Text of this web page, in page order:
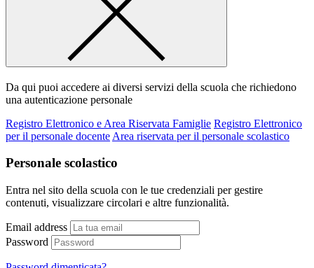
Da qui puoi accedere ai diversi servizi della scuola che richiedono
una autenticazione personale
Registro Elettronico e Area Riservata Famiglie Registro Elettronico
per il personale docente Area riservata per il personale scolastico
Personale scolastico
Entra nel sito della scuola con le tue credenziali per gestire
contenuti, visualizzare circolari e altre funzionalità.
Email address
Password